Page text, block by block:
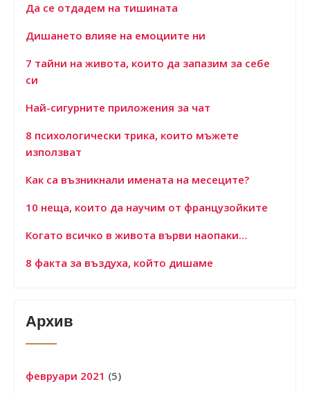
Да се отдадем на тишината
Дишането влияе на емоциите ни
7 тайни на живота, които да запазим за себе
си
Най-сигурните приложения за чат
8 психологически трика, които мъжете
използват
Как са възникнали имената на месеците?
10 неща, които да научим от французойките
Когато всичко в живота върви наопаки…
8 факта за въздуха, който дишаме
Архив
февруари 2021 (5)